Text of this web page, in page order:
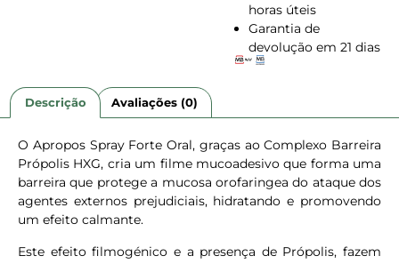
horas úteis
Garantia de
devolução em 21 dias
Descrição Avaliações (0)
O Apropos Spray Forte Oral, graças ao Complexo Barreira
Própolis HXG, cria um filme mucoadesivo que forma uma
barreira que protege a mucosa orofaringea do ataque dos
agentes externos prejudiciais, hidratando e promovendo
um efeito calmante.
Este efeito filmogénico e a presença de Própolis, fazem